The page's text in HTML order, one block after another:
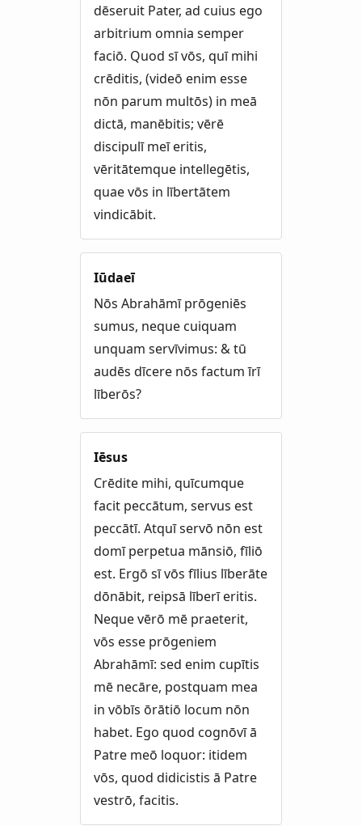
dēseruit Pater, ad cuius ego
arbitrium omnia semper
faciō. Quod sī vōs, quī mihi
crēditis, (videō enim esse
nōn parum multōs) in meā
dictā, manēbitis; vērē
discipulī meī eritis,
vēritātemque intellegētis,
quae vōs in lībertātem
vindicābit.
Iūdaeī
Nōs Abrahāmī prōgeniēs
sumus, neque cuiquam
unquam servīvimus: & tū
audēs dīcere nōs factum īrī
līberōs?
Iēsus
Crēdite mihi, quīcumque
facit peccātum, servus est
peccātī. Atquī servō nōn est
domī perpetua mānsiō, fīliō
est. Ergō sī vōs fīlius līberāte
dōnābit, reipsā līberī eritis.
Neque vērō mē praeterit,
vōs esse prōgeniem
Abrahāmī: sed enim cupītis
mē necāre, postquam mea
in vōbīs ōrātiō locum nōn
habet. Ego quod cognōvī ā
Patre meō loquor: itidem
vōs, quod didicistis ā Patre
vestrō, facitis.